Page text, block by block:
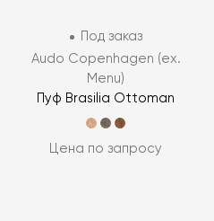
Под заказ
Audo Copenhagen (ex.
Menu)
Пуф Brasilia Ottoman
Цена по запросу